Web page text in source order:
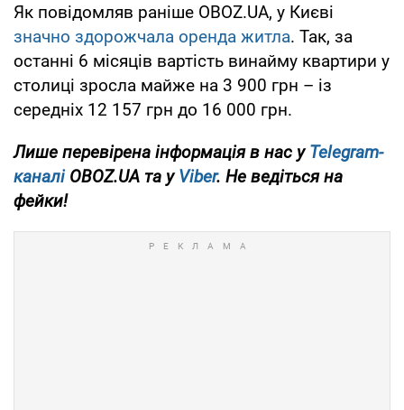
Як повідомляв раніше OBOZ.UA, у Києві
значно здорожчала оренда житла. Так, за
останні 6 місяців вартість винайму квартири у
столиці зросла майже на 3 900 грн – із
середніх 12 157 грн до 16 000 грн.
Лише перевірена інформація в нас уTelegram-
каналіOBOZ.UA та уViber. Не ведіться на
фейки!